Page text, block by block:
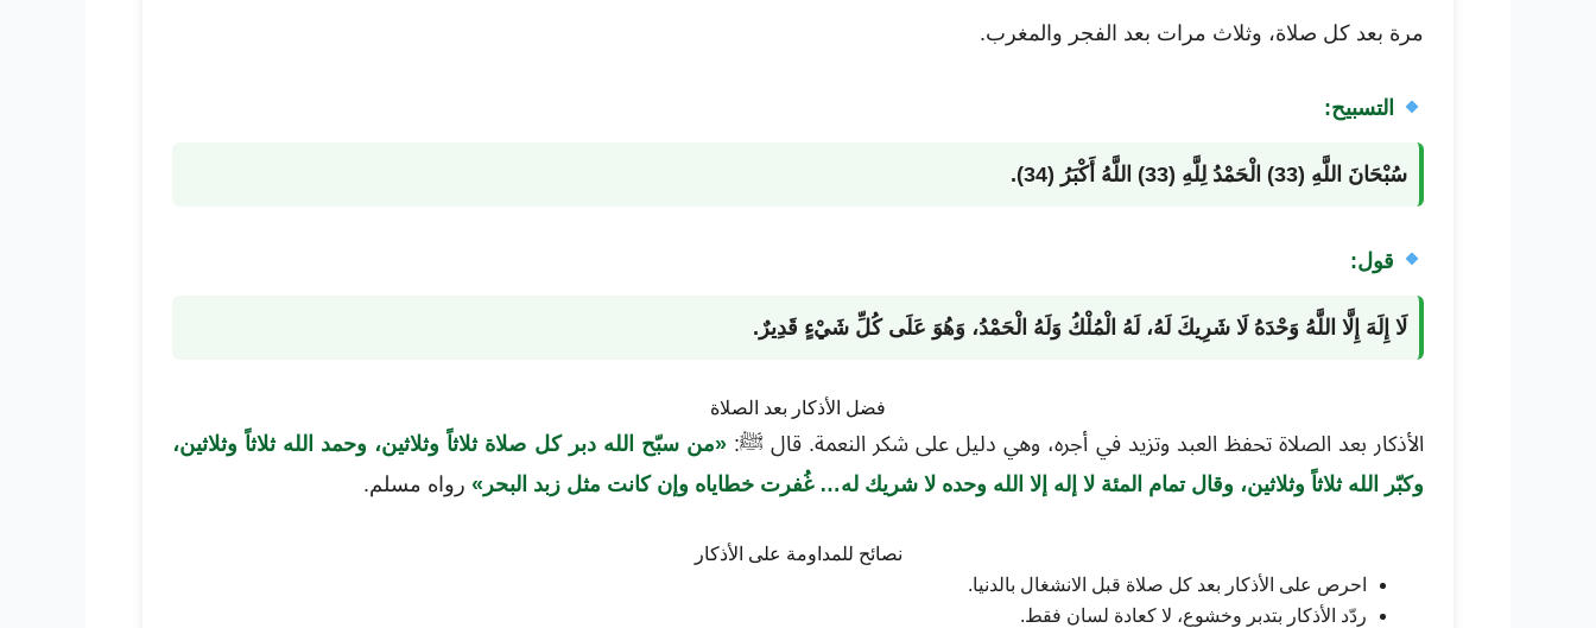
مرة بعد كل صلاة، وثلاث مرات بعد الفجر والمغرب.
التسبيح:
سُبْحَانَ اللَّهِ (33) الْحَمْدُ لِلَّهِ (33) اللَّهُ أَكْبَرُ (34).
قول:
لَا إِلَهَ إِلَّا اللَّهُ وَحْدَهُ لَا شَرِيكَ لَهُ، لَهُ الْمُلْكُ وَلَهُ الْحَمْدُ، وَهُوَ عَلَى كُلِّ شَيْءٍ قَدِيرٌ.
فضل الأذكار بعد الصلاة
الأذكار بعد الصلاة تحفظ العبد وتزيد في أجره، وهي دليل على شكر النعمة. قال ﷺ:«من سبّح الله دبر كل صلاة ثلاثاً وثلاثين، وحمد الله ثلاثاً وثلاثين،
وكبّر الله ثلاثاً وثلاثين، وقال تمام المئة لا إله إلا الله وحده لا شريك له… غُفرت خطاياه وإن كانت مثل زبد البحر» رواه مسلم.
نصائح للمداومة على الأذكار
احرص على الأذكار بعد كل صلاة قبل الانشغال بالدنيا.
ردّد الأذكار بتدبر وخشوع، لا كعادة لسان فقط.